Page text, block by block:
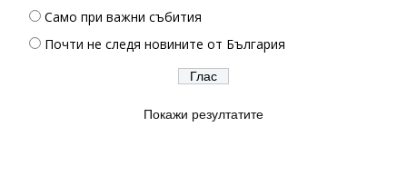
Само при важни събития
Почти не следя новините от България
Покажи резултатите